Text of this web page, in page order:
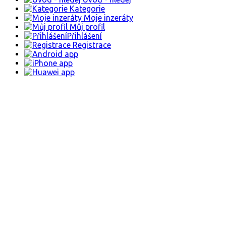
Kategorie
Moje inzeráty
Můj profil
Přihlášení
Registrace